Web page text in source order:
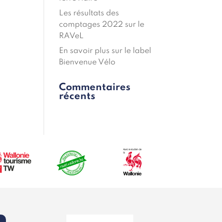
Les résultats des
comptages 2022 sur le
RAVeL
En savoir plus sur le label
Bienvenue Vélo
Commentaires
récents